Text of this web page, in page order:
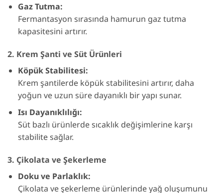
Gaz Tutma:
Fermantasyon sırasında hamurun gaz tutma
kapasitesini artırır.
2. Krem Şanti ve Süt Ürünleri
Köpük Stabilitesi:
Krem şantilerde köpük stabilitesini artırır, daha
yoğun ve uzun süre dayanıklı bir yapı sunar.
Isı Dayanıklılığı:
Süt bazlı ürünlerde sıcaklık değişimlerine karşı
stabilite sağlar.
3. Çikolata ve Şekerleme
Doku ve Parlaklık:
Çikolata ve şekerleme ürünlerinde yağ oluşumunu